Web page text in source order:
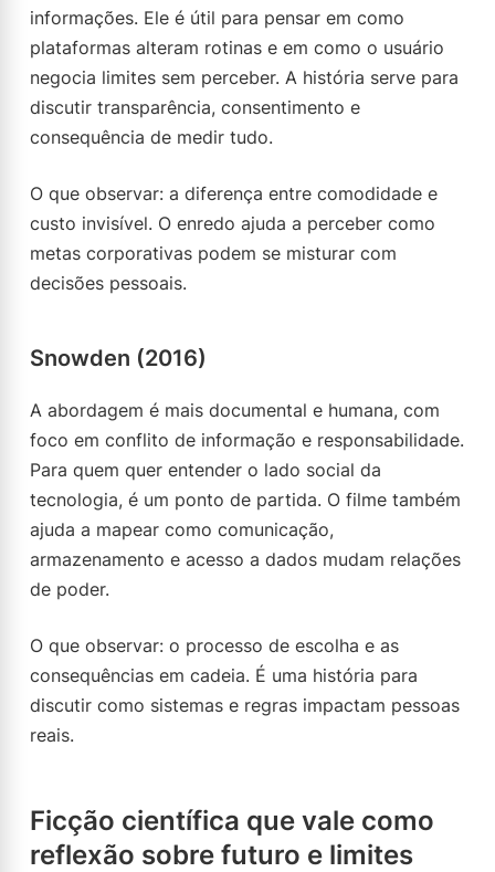
informações. Ele é útil para pensar em como
plataformas alteram rotinas e em como o usuário
negocia limites sem perceber. A história serve para
discutir transparência, consentimento e
consequência de medir tudo.
O que observar: a diferença entre comodidade e
custo invisível. O enredo ajuda a perceber como
metas corporativas podem se misturar com
decisões pessoais.
Snowden (2016)
A abordagem é mais documental e humana, com
foco em conflito de informação e responsabilidade.
Para quem quer entender o lado social da
tecnologia, é um ponto de partida. O filme também
ajuda a mapear como comunicação,
armazenamento e acesso a dados mudam relações
de poder.
O que observar: o processo de escolha e as
consequências em cadeia. É uma história para
discutir como sistemas e regras impactam pessoas
reais.
Ficção científica que vale como
reflexão sobre futuro e limites